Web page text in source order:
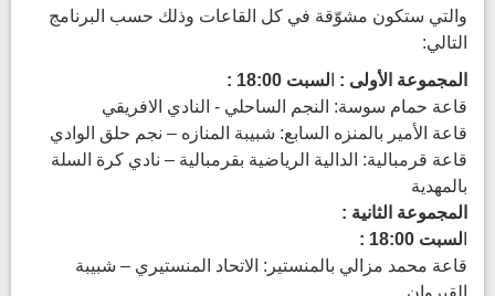
والتي ستكون مشوّقة في كل القاعات وذلك حسب البرنامج
التالي:
المجموعة الأولى : لسبت 18:00 :
قاعة حمام سوسة: النجم الساحلي - النادي الافريقي
قاعة الأمير بالمنزه السابع: شبيبة المنازه – نجم حلق الوادي
قاعة قرمبالية: الدالية الرياضية بقرمبالية – نادي كرة السلة
بالمهدية
المجموعة الثانية :
لسبت 18:00 :
قاعة محمد مزالي بالمنستير: الاتحاد المنستيري – شبيبة
القيروان